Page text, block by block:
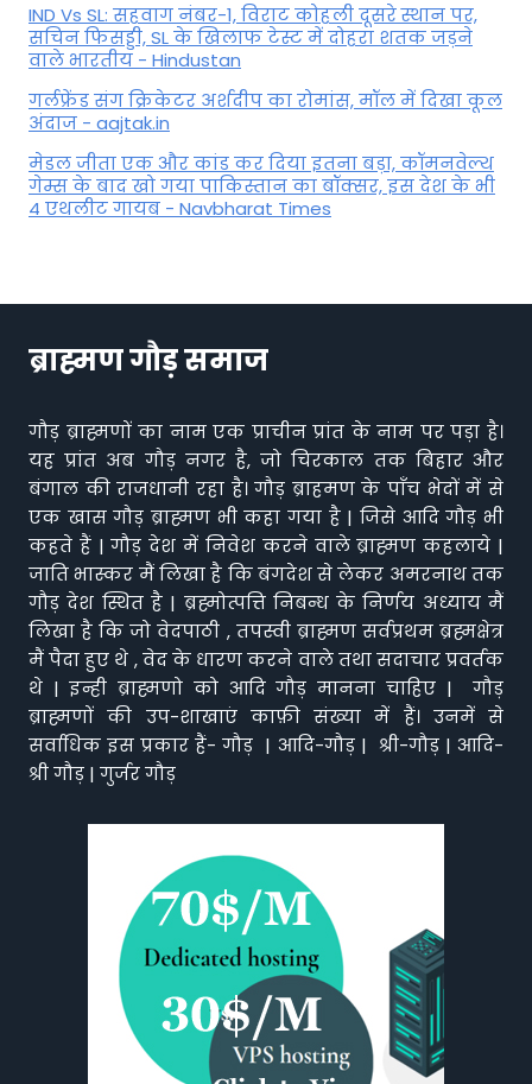
IND Vs SL: सहवाग नंबर-1, विराट कोहली दूसरे स्थान पर,
सचिन फिसड्डी, SL के खिलाफ टेस्ट में दोहरा शतक जड़ने
वाले भारतीय - Hindustan
गर्लफ्रेंड संग क्रिकेटर अर्शदीप का रोमांस, मॉल में द‍िखा कूल
अंदाज - aajtak.in
मेडल जीता एक और कांड कर दिया इतना बड़ा, कॉमनवेल्थ
गेम्स के बाद खो गया पाकिस्तान का बॉक्सर, इस देश के भी
4 एथलीट गायब - Navbharat Times
ब्राह्मण गौड़ समाज
गौड़ ब्राह्मणों का नाम एक प्राचीन प्रांत के नाम पर पड़ा है।
यह प्रांत अब गौड़ नगर है, जो चिरकाल तक बिहार और
बंगाल की राजधानी रहा है। गौड़ ब्राहमण के पाँच भेदों में से
एक खास गौड़ ब्राह्मण भी कहा गया है | जिसे आदि गौड़ भी
कहते हैं | गौड़ देश में निवेश करने वाले ब्राह्मण कहलाये |
जाति भास्कर मैं लिखा है कि बंगदेश से लेकर अमरनाथ तक
गौड़ देश स्थित है | ब्रह्मोत्पत्ति निबन्ध के निर्णय अध्याय मैं
लिखा है कि जो वेदपाठी , तपस्वी ब्राह्मण सर्वप्रथम ब्रह्मक्षेत्र
मैं पैदा हुए थे , वेद के धारण करने वाले तथा सदाचार प्रवर्तक
थे | इन्ही ब्राह्मणो को आदि गौड़ मानना चाहिए | गौड़
ब्राह्मणों की उप-शाखाएं काफ़ी संख्या में हैं। उनमें से
सर्वाधिक इस प्रकार हैं- गौड़ | आदि-गौड़ | श्री-गौड़ | आदि-
श्री गौड़ | गुर्जर गौड़